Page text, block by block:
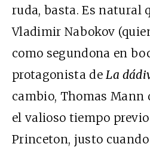
ruda, basta. Es natural
Vladimir Nabokov
como segundona en
protagonista deLa
cambio, Thomas Mann
el valioso tiempo
Princeton, justo